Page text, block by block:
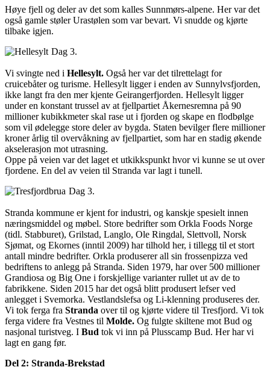
Høye fjell og deler av det som kalles Sunnmørs-alpene. Her var det
også gamle støler Urastølen som var bevart. Vi snudde og kjørte
tilbake igjen.
Dag 3.
Vi svingte ned i Hellesylt. Også her var det tilrettelagt for
cruicebåter og turisme. Hellesylt ligger i enden av Sunnylvsfjorden,
ikke langt fra den mer kjente Geirangerfjorden. Hellesylt ligger
under en konstant trussel av at fjellpartiet Åkernesremna på 90
millioner kubikkmeter skal rase ut i fjorden og skape en flodbølge
som vil ødelegge store deler av bygda. Staten bevilger flere millioner
kroner årlig til overvåkning av fjellpartiet, som har en stadig økende
akselerasjon mot utrasning.
Oppe på veien var det laget et utkikkspunkt hvor vi kunne se ut over
fjordene. En del av veien til Stranda var lagt i tunell.
Dag 3.
Stranda kommune er kjent for industri, og kanskje spesielt innen
næringsmiddel og møbel. Store bedrifter som Orkla Foods Norge
(tidl. Stabburet), Grilstad, Langlo, Ole Ringdal, Slettvoll, Norsk
Sjømat, og Ekornes (inntil 2009) har tilhold her, i tillegg til et stort
antall mindre bedrifter. Orkla produserer all sin frossenpizza ved
bedriftens to anlegg på Stranda. Siden 1979, har over 500 millioner
Grandiosa og Big One i forskjellige varianter rullet ut av de to
fabrikkene. Siden 2015 har det også blitt produsert lefser ved
anlegget i Svemorka. Vestlandslefsa og Li-klenning produseres der.
Vi tok ferga fra Stranda over til og kjørte videre til Tresfjord. Vi tok
ferga videre fra Vestnes til Molde. Og fulgte skiltene mot Bud og
nasjonal turistveg. I Bud tok vi inn på Plusscamp Bud. Her har vi
lagt en gang før.
Del 2: Stranda-Brekstad